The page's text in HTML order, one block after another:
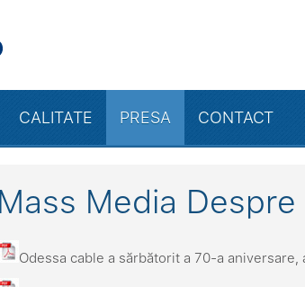
CALITATE PRESA CONTACT
Mass Media Despre
Odessa cable a sărbătorit a 70-a aniversare,